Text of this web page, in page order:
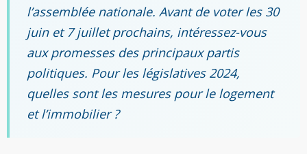
l’assemblée nationale. Avant de voter les 30
juin et 7 juillet prochains, intéressez-vous
aux promesses des principaux partis
politiques. Pour les législatives 2024,
quelles sont les mesures pour le logement
et l’immobilier ?